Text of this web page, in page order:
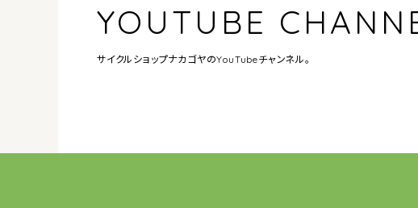
YOUTUBE
サイクルショップナカゴヤのYouTubeチャンネル。